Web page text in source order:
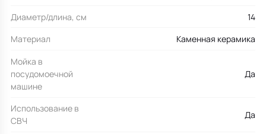
Диаметр/длина, см
14
Материал
Каменная керамика
Мойка в
посудомоечной
машине
Да
Использование в
СВЧ
Да